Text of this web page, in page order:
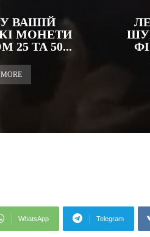
ВАШІЙ
МОНЕТИ
25 ТА 50...
WhatsApp Telegram